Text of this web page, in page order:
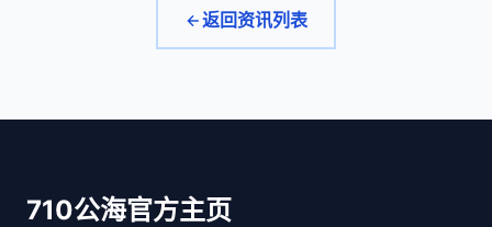
返回资讯列表
710公海官方主页